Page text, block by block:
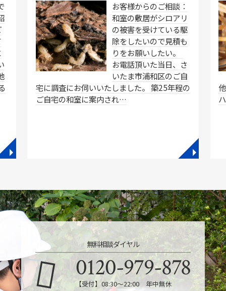
◥
お客様からのご相談：
和室の敷居がシロアリ
の被害を受けている駆
除をしたいので見積も
りをお願いしたい。
お電話頂いた当日、さ
いたま市浦和区のご自
宅に調査にお伺いいたしました。 築25年程の
ご自宅の和室に案内され…
◥
無料相談ダイヤル
0120-979-878
【受付】08:30～22:00 年中無休